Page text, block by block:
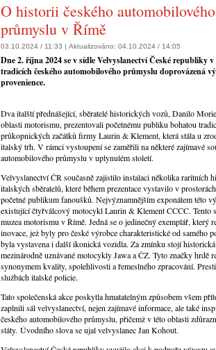
O historii českého automobilového
průmyslu v Římě
03.10.2024 / 11:33 | Aktualizováno: 04.10.2024 / 14:05
Dne 2. října 2024 se v sídle Velvyslanectví České republiky
tradicích českého automobilového průmyslu doprovázená
provenience.
Dva italští přednášející, sběratelé historických vozů, Danilo
oblasti motorismu, prezentovali početnému publiku bohatou
průkopnických začátků firmy Laurin & Klement, která stála u
italský trh. V rámci vystoupení se zaměřili na některé zajímavé
automobilového průmyslu v uplynulém století.
Velvyslanectví ČR současně zajistilo instalaci několika raritních
italských sběratelů, které během prezentace vystavilo v
početné publikum fanoušků. Nejvýznamnějším exponátem této
existující čtyřválcový motocykl Laurin & Klement CCCC. Tento
muzea motorismu v Římě. Jedná se o jedinečný exemplář, který
inovace, jež byly pro české výrobce charakteristické od samého
byla vystavena i další ikonická vozidla. Za zmínku stojí
mezinárodně uznávané motocykly Jawa a ČZ. Tyto značky hrdě
synonymem kvality, spolehlivosti a řemeslného zpracování.
službách italské policie.
Tato společenská akce poskytla hmatatelným způsobem všem
zaplnili sál velvyslanectví, nejen zajímavé informace, ale také
českého automobilového průmyslu, přičemž v této oblasti
státy. Úvodního slova se ujal velvyslanec Jan Kohout.